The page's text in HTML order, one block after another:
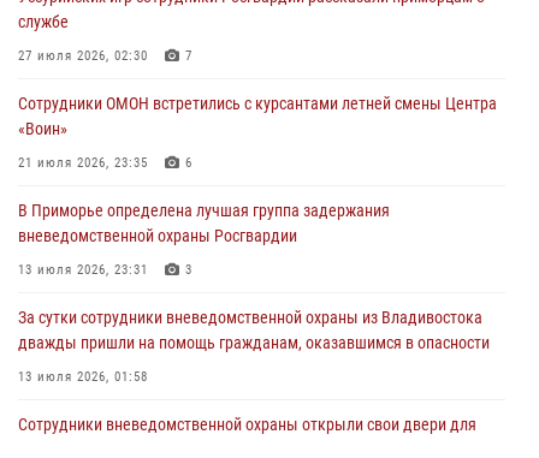
28 июля 2026, 10:29 3
Росгвардейцы в Приморье приняли участие в молебне,
28 июля 2026, 05:39
В Международный День тигра на открытии III семейных
службе
27 июля 2026, 02:30
службе
27 июля 2026, 02:30 7
Сотрудники ОМОН встретились с курсантами летней смены Центра
«Воин»
21 июля 2026, 23:35 6
В Приморье определена лучшая группа задержания
вневедомственной охраны Росгвардии
13 июля 2026, 23:31 3
За сутки сотрудники вневедомственной охраны из Владивостока
дважды пришли на помощь гражданам, оказавшимся в опасности
13 июля 2026, 01:58
Сотрудники вневедомственной охраны открыли свои двери для